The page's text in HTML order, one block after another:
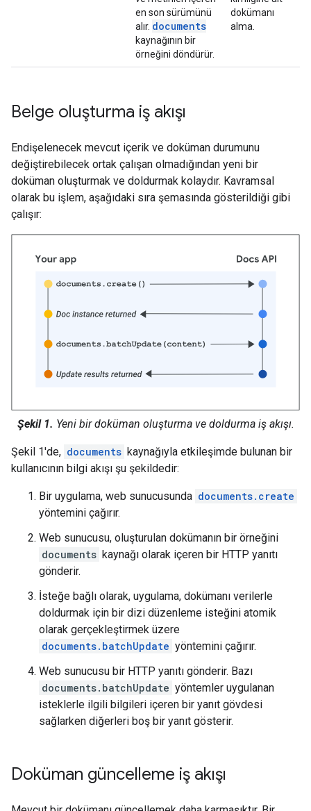
en son sürümünü
alır. documents
kaynağının bir
örneğini döndürür.
dokümanı
alma.
Belge oluşturma iş akışı
Endişelenecek mevcut içerik ve doküman durumunu
değiştirebilecek ortak çalışan olmadığından yeni bir
doküman oluşturmak ve doldurmak kolaydır. Kavramsal
olarak bu işlem, aşağıdaki sıra şemasında gösterildiği gibi
çalışır:
Şekil 1. Yeni bir doküman oluşturma ve doldurma iş akışı.
Şekil 1'de, documents kaynağıyla etkileşimde bulunan bir
kullanıcının bilgi akışı şu şekildedir:
Bir uygulama, web sunucusunda documents.create
yöntemini çağırır.
Web sunucusu, oluşturulan dokümanın bir örneğini
documents kaynağı olarak içeren bir HTTP yanıtı
gönderir.
İsteğe bağlı olarak, uygulama, dokümanı verilerle
doldurmak için bir dizi düzenleme isteğini atomik
olarak gerçekleştirmek üzere
documents.batchUpdate yöntemini çağırır.
Web sunucusu bir HTTP yanıtı gönderir. Bazı
documents.batchUpdate yöntemler uygulanan
isteklerle ilgili bilgileri içeren bir yanıt gövdesi
sağlarken diğerleri boş bir yanıt gösterir.
Doküman güncelleme iş akışı